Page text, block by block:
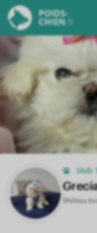
Shih
Shihtzu